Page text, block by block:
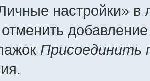
настройки»
Присоединить